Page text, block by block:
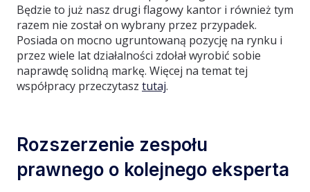
Będzie to już nasz drugi flagowy kantor i również tym
razem nie został on wybrany przez przypadek.
Posiada on mocno ugruntowaną pozycję na rynku i
przez wiele lat działalności zdołał wyrobić sobie
naprawdę solidną markę. Więcej na temat tej
współpracy przeczytasz tutaj.
Rozszerzenie zespołu
prawnego o kolejnego eksperta